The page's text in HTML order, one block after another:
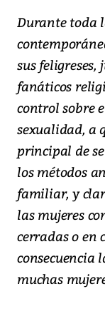
Durante toda
sus
fanáticos
control sobre
sexualidad, a
principal de
los métodos
familiar, y
las mujeres
cerradas o en
consecuencia
muchas